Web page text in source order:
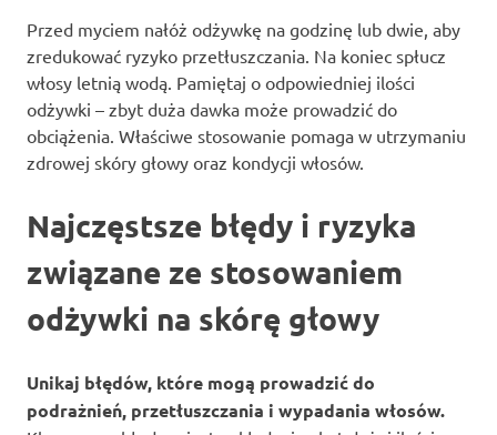
Przed myciem nałóż odżywkę na godzinę lub dwie, aby
zredukować ryzyko przetłuszczania. Na koniec spłucz
włosy letnią wodą. Pamiętaj o odpowiedniej ilości
odżywki – zbyt duża dawka może prowadzić do
obciążenia. Właściwe stosowanie pomaga w utrzymaniu
zdrowej skóry głowy oraz kondycji włosów.
Najczęstsze błędy i ryzyka
związane ze stosowaniem
odżywki na skórę głowy
Unikaj błędów, które mogą prowadzić do
podrażnień, przetłuszczania i wypadania włosów.